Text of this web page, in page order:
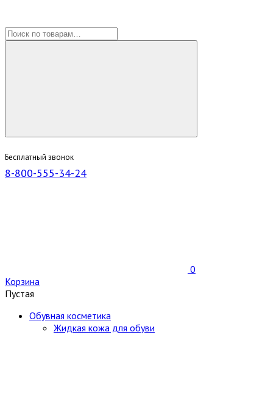
Бесплатный звонок
8-800-555-34-24
0
Корзина
Пустая
Обувная косметика
Жидкая кожа для обуви